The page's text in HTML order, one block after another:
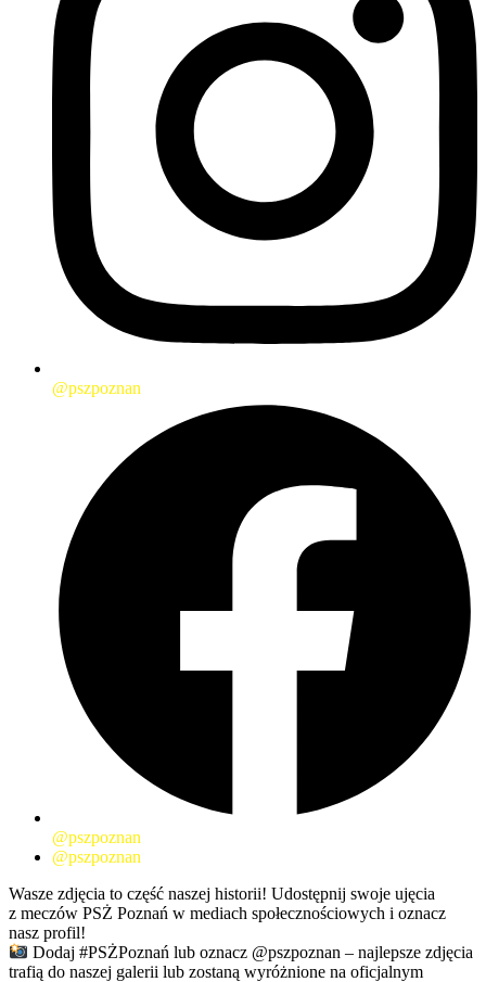
@pszpoznan
@pszpoznan
@pszpoznan
Wasze zdjęcia to część naszej historii! Udostępnij swoje ujęcia
z meczów PSŻ Poznań w mediach społecznościowych i oznacz
nasz profil!
Dodaj #PSŻPoznań lub oznacz @pszpoznan – najlepsze zdjęcia
trafią do naszej galerii lub zostaną wyróżnione na oficjalnym